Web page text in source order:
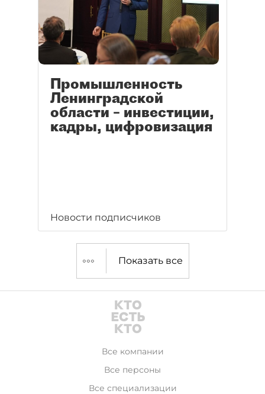
Промышленность
Ленинградской
области – инвестиции,
кадры, цифровизация
Новости подписчиков
Показать все
Все компании
Все персоны
Все специализации